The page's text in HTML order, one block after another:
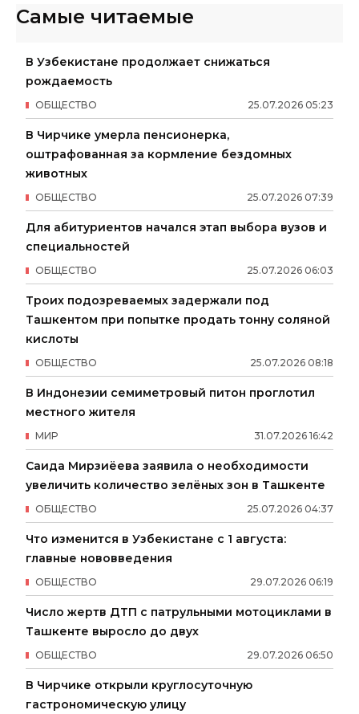
Самые читаемые
В Узбекистане продолжает снижаться
рождаемость
25.07.2026 05:23
ОБЩЕСТВО
В Чирчике умерла пенсионерка,
оштрафованная за кормление бездомных
животных
25.07.2026 07:39
ОБЩЕСТВО
Для абитуриентов начался этап выбора вузов и
специальностей
25.07.2026 06:03
ОБЩЕСТВО
Троих подозреваемых задержали под
Ташкентом при попытке продать тонну соляной
кислоты
25.07.2026 08:18
ОБЩЕСТВО
В Индонезии семиметровый питон проглотил
местного жителя
31.07.2026 16:42
МИР
Саида Мирзиёева заявила о необходимости
увеличить количество зелёных зон в Ташкенте
25.07.2026 04:37
ОБЩЕСТВО
Что изменится в Узбекистане с 1 августа:
главные нововведения
29.07.2026 06:19
ОБЩЕСТВО
Число жертв ДТП с патрульными мотоциклами в
Ташкенте выросло до двух
29.07.2026 06:50
ОБЩЕСТВО
В Чирчике открыли круглосуточную
гастрономическую улицу